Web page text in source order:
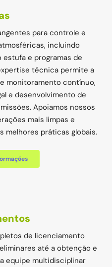
para controle e
incluindo
e programas de
técnica permite a
monitoramento contínuo,
e desenvolvimento de
Apoiamos nossos
mais limpas e
melhores práticas globais.
de licenciamento
até a obtenção e
equipe multidisciplinar